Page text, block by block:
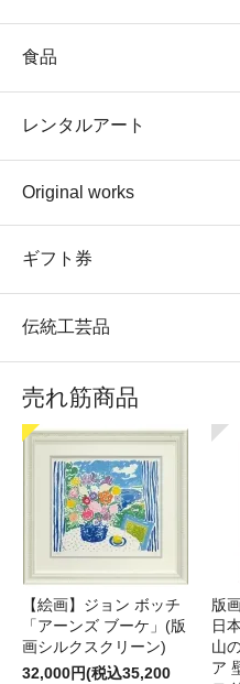
食品
レンタルアート
Original works
ギフト券
伝統工芸品
売れ筋商品
【絵画】ジョン ボッチ
「アーンズ ブーケ」(版
画シルクスクリーン)
32,000円(税込35,200
版
日
山
ア